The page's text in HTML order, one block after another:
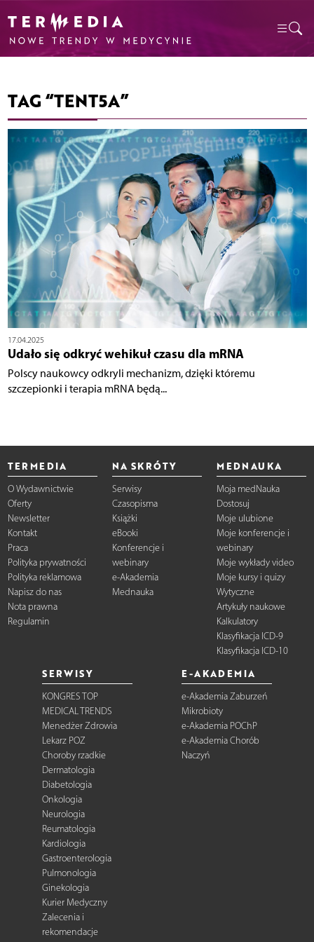
TAG “TENT5A”
17.04.2025
Udało się odkryć wehikuł czasu dla mRNA
Polscy naukowcy odkryli mechanizm, dzięki któremu
szczepionki i terapia mRNA będą...
TERMEDIA
O Wydawnictwie
Oferty
Newsletter
Kontakt
Praca
Polityka prywatności
Polityka reklamowa
Napisz do nas
Nota prawna
Regulamin
NA SKRÓTY
Serwisy
Czasopisma
Książki
eBooki
Konferencje i
webinary
e-Akademia
Mednauka
MEDNAUKA
Moja medNauka
Dostosuj
Moje ulubione
Moje konferencje i
webinary
Moje wykłady video
Moje kursy i quizy
Wytyczne
Artykuły naukowe
Kalkulatory
Klasyfikacja ICD-9
Klasyfikacja ICD-10
SERWISY
KONGRES TOP
MEDICAL TRENDS
Menedżer Zdrowia
Lekarz POZ
Choroby rzadkie
Dermatologia
Diabetologia
Onkologia
Neurologia
Reumatologia
Kardiologia
Gastroenterologia
Pulmonologia
Ginekologia
Kurier Medyczny
Zalecenia i
rekomendacje
E-AKADEMIA
e-Akademia Zaburzeń
Mikrobioty
e-Akademia POChP
e-Akademia Chorób
Naczyń